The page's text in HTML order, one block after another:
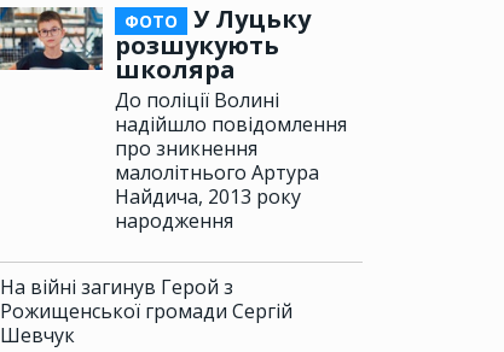
ФОТО
У Луцьку
розшукують
школяра
До поліції Волині
надійшло повідомлення
про зникнення
малолітнього Артура
Найдича, 2013 року
народження
На війні загинув Герой з
Рожищенської громади Сергій
Шевчук